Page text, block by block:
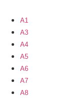
A1
A3
A4
A5
A6
A7
A8